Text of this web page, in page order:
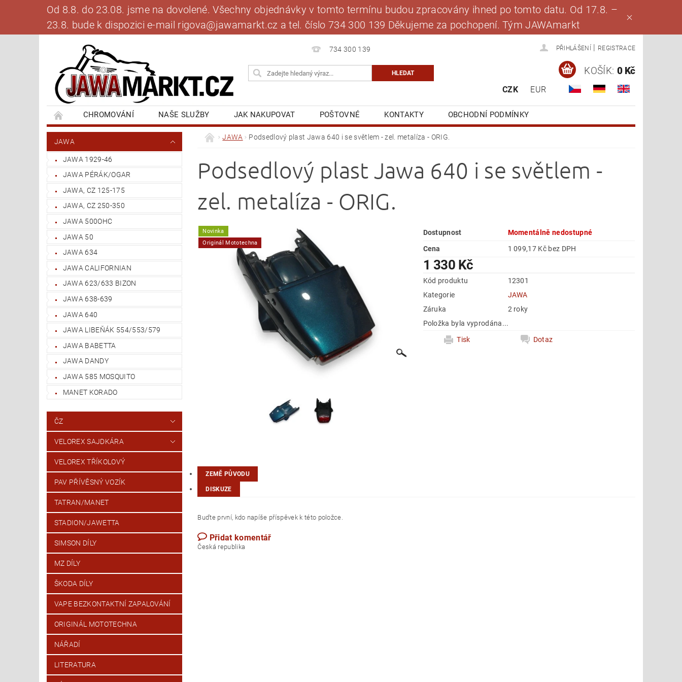
Od 8.8. do 23.08. jsme na dovolené. Všechny objednávky v tomto termínu budou zpracovány ihned po tomto datu. Od 17.8. –
23.8. bude k dispozici e-mail rigova@jawamarkt.cz a tel. číslo 734 300 139 Děkujeme za pochopení. Tým JAWAmarkt
734 300 139 PŘIHLÁŠENÍ REGISTRACE
CZK EUR
KOŠÍK: 0 Kč
CHROMOVÁNÍ NAŠE SLUŽBY JAK NAKUPOVAT POŠTOVNÉ KONTAKTY
OBCHODNÍ PODMÍNKY
BANKOVNÍ SPOJENÍ
NAPIŠTE NÁM BLOG MOJE OBJEDNÁVKA
JAWA
JAWA 1929-46
JAWA PÉRÁK/OGAR
JAWA, CZ 125-175
JAWA, CZ 250-350
JAWA 500OHC
JAWA 50
JAWA 634
JAWA CALIFORNIAN
JAWA 623/633 BIZON
JAWA 638-639
JAWA 640
JAWA LIBEŇÁK 554/553/579
JAWA BABETTA
JAWA DANDY
JAWA 585 MOSQUITO
MANET KORADO
ČZ
VELOREX SAJDKÁRA
VELOREX TŘÍKOLOVÝ
PAV PŘÍVĚSNÝ VOZÍK
TATRAN/MANET
STADION/JAWETTA
SIMSON DÍLY
MZ DÍLY
ŠKODA DÍLY
VAPE BEZKONTAKTNÍ ZAPALOVÁNÍ
ORIGINÁL MOTOTECHNA
NÁŘADÍ
LITERATURA
JAWA Podsedlový plast Jawa 640 i se světlem - zel. metalíza - ORIG.
Podsedlový plast Jawa 640 i se světlem -
zel. metalíza - ORIG.
Novinka
Originál Mototechna
Dostupnost
Momentálně nedostupné
Cena
1 099,17 Kč bez DPH
1 330 Kč
Kód produktu
12301
Kategorie
JAWA
Záruka
2 roky
Položka byla vyprodána...
Tisk
Dotaz
ZEMĚ PŮVODU
DISKUZE
Buďte první, kdo napíše příspěvek k této položce.
Přidat komentář
Česká republika